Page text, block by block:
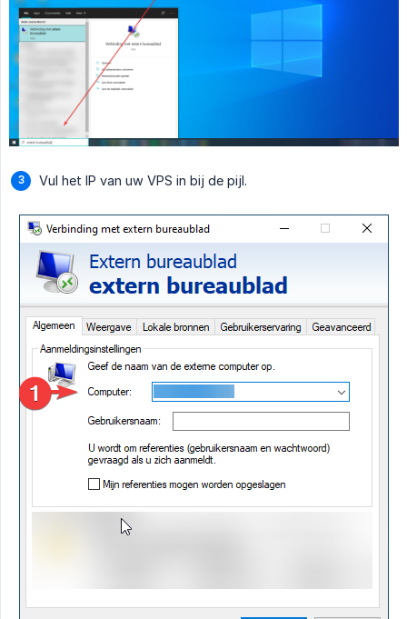
Vul het IP van uw VPS in bij de pijl.